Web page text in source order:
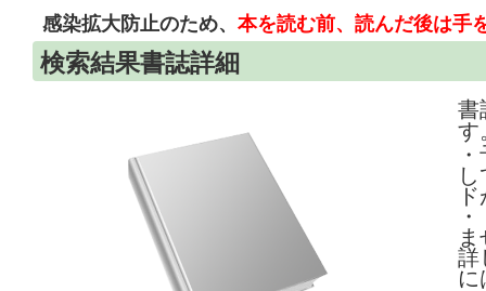
感染拡大防止のため、本を読む前、読んだ後は手
検索結果書誌詳細
書
す
詳
に